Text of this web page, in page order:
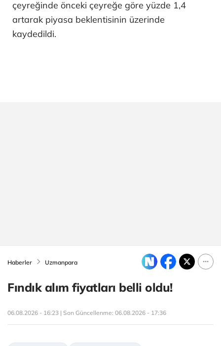
çeyreğinde önceki çeyreğe göre yüzde 1,4
artarak piyasa beklentisinin üzerinde
kaydedildi.
Haberler Uzmanpara
Fındık alım fiyatları belli oldu!
06.08.2026 - 16:23 | Son Güncellenme: 06.08.2026 - 17:36